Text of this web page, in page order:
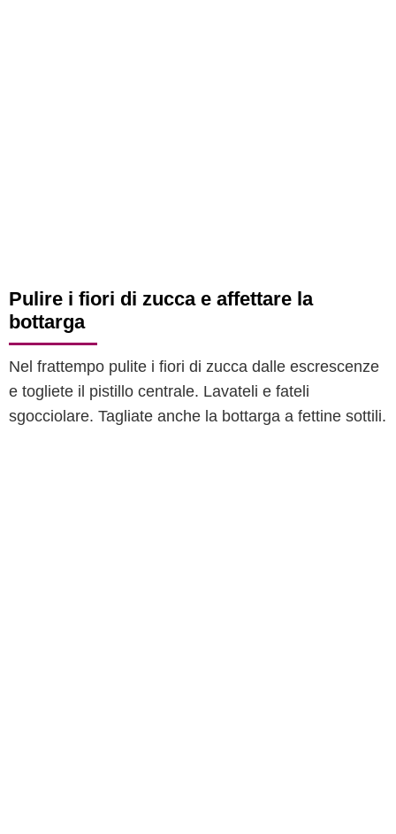
Pulire i fiori di zucca e affettare la
bottarga
Nel frattempo pulite i fiori di zucca dalle escrescenze
e togliete il pistillo centrale. Lavateli e fateli
sgocciolare. Tagliate anche la bottarga a fettine sottili.